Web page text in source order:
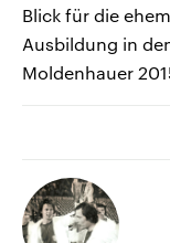
Blick für die
Ausbildung in
Moldenhauer